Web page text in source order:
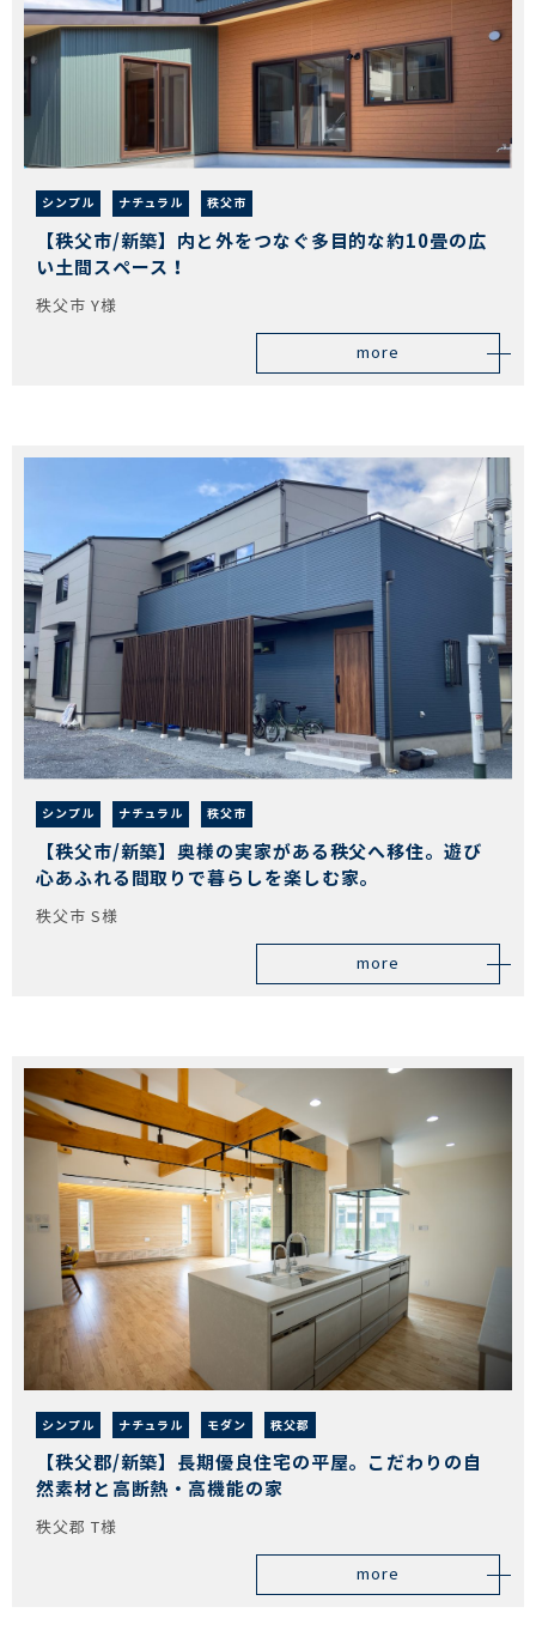
シンプル ナチュラル 秩父市
【秩父市/新築】内と外をつなぐ多目的な約10畳の広
い土間スペース！
秩父市 Y様
more
シンプル ナチュラル 秩父市
【秩父市/新築】奥様の実家がある秩父へ移住。遊び
心あふれる間取りで暮らしを楽しむ家。
秩父市 S様
more
シンプル ナチュラル モダン 秩父郡
【秩父郡/新築】長期優良住宅の平屋。こだわりの自
然素材と高断熱・高機能の家
秩父郡 T様
more